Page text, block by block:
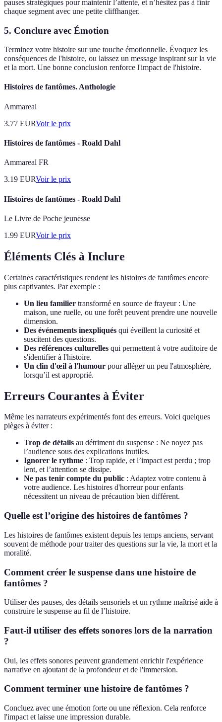
pauses stratégiques pour maintenir l’attente, et n’hésitez pas à finir
chaque segment avec une petite cliffhanger.
5. Conclure avec Émotion
Terminez votre histoire sur une touche émotionnelle. Évoquez les
conséquences de l'histoire, ou laissez un message inspirant sur la vie
et la mort. Une bonne conclusion renforce l'impact de l'histoire.
Histoires de fantômes. Anthologie
Ammareal
3.77 EURVoir le prix
Histoires de fantômes - Roald Dahl
Ammareal FR
3.19 EURVoir le prix
Histoires de fantômes - Roald Dahl
Le Livre de Poche jeunesse
1.99 EURVoir le prix
Éléments Clés à Inclure
Certaines caractéristiques rendent les histoires de fantômes encore
plus captivantes. Par exemple :
Un lieu familier transformé en source de frayeur : Une
maison, une ruelle, ou une forêt peuvent prendre une nouvelle
dimension.
Des événements inexpliqués qui éveillent la curiosité et
suscitent des questions.
Des références culturelles qui permettent à votre auditoire de
s'identifier à l'histoire.
Un clin d'œil à l'humour pour alléger un peu l'atmosphère,
lorsqu’il est approprié.
Erreurs Courantes à Éviter
Même les narrateurs expérimentés font des erreurs. Voici quelques
pièges à éviter :
Trop de détails au détriment du suspense : Ne noyez pas
l’audience sous des explications inutiles.
Ignorer le rythme : Trop rapide, et l’impact est perdu ; trop
lent, et l’attention se dissipe.
Ne pas tenir compte du public : Adaptez votre contenu à
votre audience. Les histoires d'horreur pour enfants
nécessitent un niveau de précaution bien différent.
Quelle est l’origine des histoires de fantômes ?
Les histoires de fantômes existent depuis les temps anciens, servant
souvent de méthode pour traiter des questions sur la vie, la mort et la
moralité.
Comment créer le suspense dans une histoire de
fantômes ?
Utiliser des pauses, des détails sensoriels et un rythme maîtrisé aide à
construire le suspense au fil de l’histoire.
Faut-il utiliser des effets sonores lors de la narration
?
Oui, les effets sonores peuvent grandement enrichir l'expérience
narrative en ajoutant de la profondeur et de l'immersion.
Comment terminer une histoire de fantômes ?
Concluez avec une émotion forte ou une réflexion. Cela renforce
l'impact et laisse une impression durable.